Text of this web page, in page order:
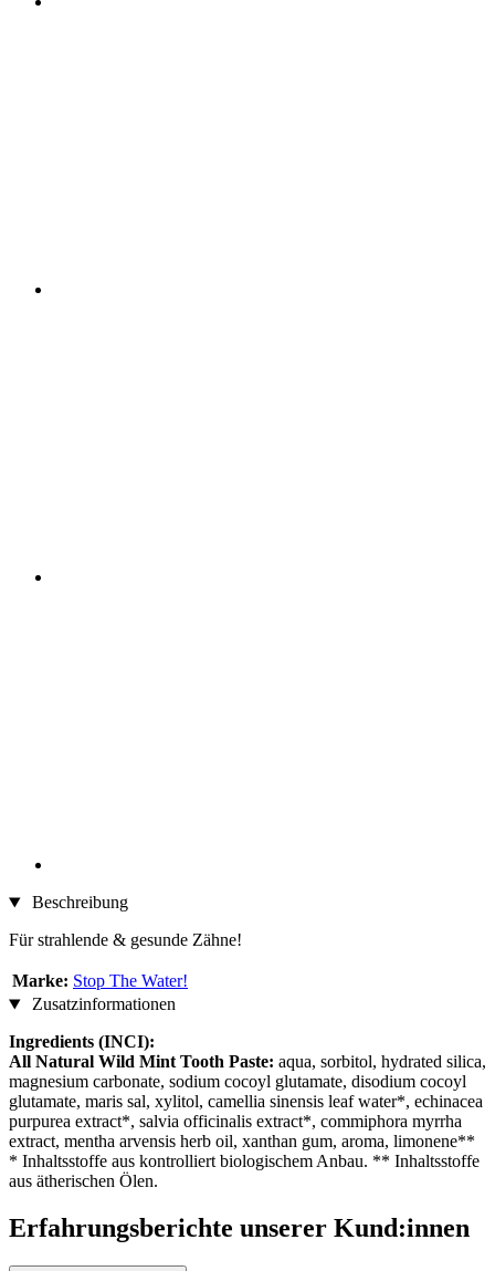
Beschreibung
Für strahlende & gesunde Zähne!
Marke: Stop The Water!
Zusatzinformationen
Ingredients (INCI):
All Natural Wild Mint Tooth Paste: aqua, sorbitol, hydrated silica,
magnesium carbonate, sodium cocoyl glutamate, disodium cocoyl
glutamate, maris sal, xylitol, camellia sinensis leaf water*, echinacea
purpurea extract*, salvia officinalis extract*, commiphora myrrha
extract, mentha arvensis herb oil, xanthan gum, aroma, limonene**
* Inhaltsstoffe aus kontrolliert biologischem Anbau. ** Inhaltsstoffe
aus ätherischen Ölen.
Erfahrungsberichte unserer Kund:innen